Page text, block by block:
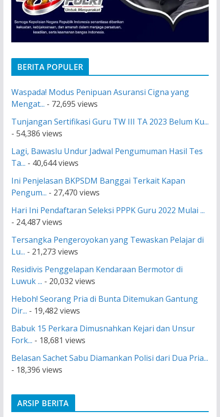
BERITA POPULER
Waspada! Modus Penipuan Asuransi Cigna yang
Mengat... - 72,695 views
Tunjangan Sertifikasi Guru TW III TA 2023 Belum Ku...
- 54,386 views
Lagi, Bawaslu Undur Jadwal Pengumuman Hasil Tes
Ta... - 40,644 views
Ini Penjelasan BKPSDM Banggai Terkait Kapan
Pengum... - 27,470 views
Hari Ini Pendaftaran Seleksi PPPK Guru 2022 Mulai ...
- 24,487 views
Tersangka Pengeroyokan yang Tewaskan Pelajar di
Lu... - 21,273 views
Residivis Penggelapan Kendaraan Bermotor di
Luwuk ... - 20,032 views
Heboh! Seorang Pria di Bunta Ditemukan Gantung
Dir... - 19,482 views
Babuk 15 Perkara Dimusnahkan Kejari dan Unsur
Fork... - 18,681 views
Belasan Sachet Sabu Diamankan Polisi dari Dua Pria...
- 18,396 views
ARSIP BERITA